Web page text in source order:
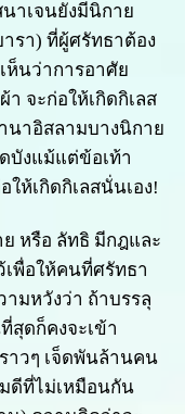
าเจนยังมีนิกาย
รา) ที่ผู้ศรัทธาต้อง
ห็นว่าการอาศัย
า จะก่อให้เกิดกิเลส
นาอิสลามบางนิกาย
บังแม้แต่ข้อเท้า
ให้เกิดกิเลสนั่นเอง!
หรือ ลัทธิ มีกฎและ
พื่อให้คนที่ศรัทธา
มหวังว่า ถ้าบรรลุ
สุดก็คงจะเข้า
าวๆ เจ็ดพันล้านคน
ดีที่ไม่เหมือนกัน